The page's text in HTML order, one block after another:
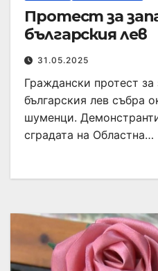
Протест за
българския лев
31.05.2025
Граждански протест за
българския лев събра
шуменци.
сградата на Областна…